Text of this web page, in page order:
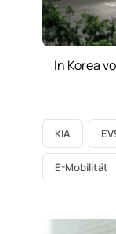
In Korea
KIA
E-Mobilität